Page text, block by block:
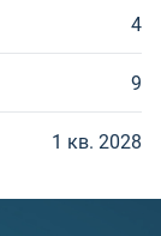
4
9
1 кв. 2028